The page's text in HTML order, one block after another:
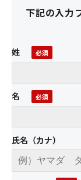
下記の入力
姓
名
氏名（カナ）